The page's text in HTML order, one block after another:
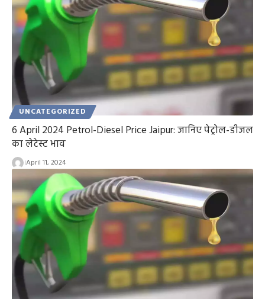
UNCATEGORIZED
6 April 2024 Petrol-Diesel Price Jaipur: जानिए पेट्रोल-डीजल
का लेटेस्ट भाव
April 11, 2024